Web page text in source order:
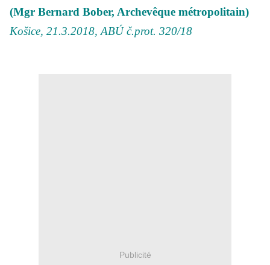
(Mgr Bernard Bober, Archevêque métropolitain)
Košice, 21.3.2018, ABÚ č.prot. 320/18
Publicité